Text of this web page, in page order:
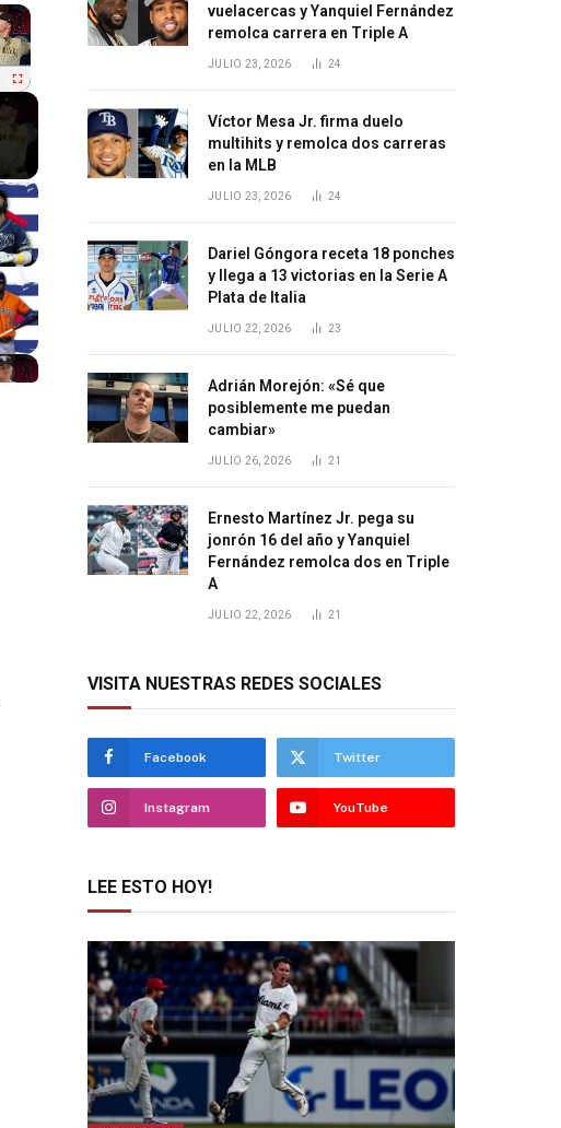
×
Fullscreen
vuelacercas y Yanquiel Fernández
remolca carrera en Triple A
JULIO 23, 2026 24
Víctor Mesa Jr. firma duelo
multihits y remolca dos carreras
en la MLB
JULIO 23, 2026 24
Dariel Góngora receta 18 ponches
y llega a 13 victorias en la Serie A
Plata de Italia
JULIO 22, 2026 23
Adrián Morejón: «Sé que
posiblemente me puedan
cambiar»
JULIO 26, 2026 21
Ernesto Martínez Jr. pega su
jonrón 16 del año y Yanquiel
Fernández remolca dos en Triple
A
JULIO 22, 2026 21
VISITA NUESTRAS REDES SOCIALES
Facebook Twitter
Instagram YouTube
LEE ESTO HOY!